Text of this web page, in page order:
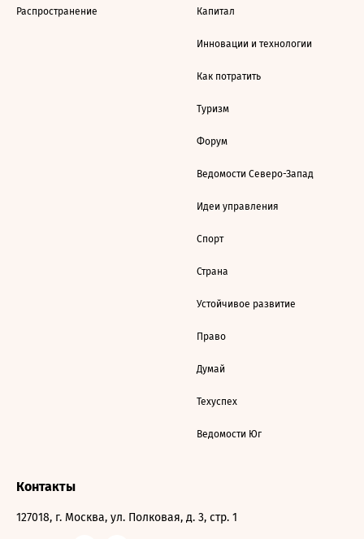
Распространение Капитал
Инновации и технологии
Как потратить
Туризм
Форум
Ведомости Северо-Запад
Идеи управления
Спорт
Страна
Устойчивое развитие
Право
Думай
Техуспех
Ведомости Юг
Контакты
127018, г. Москва, ул. Полковая, д. 3, стр. 1